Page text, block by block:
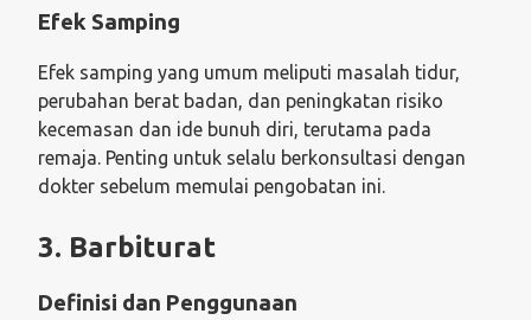
Efek Samping
Efek samping yang umum meliputi masalah tidur,
perubahan berat badan, dan peningkatan risiko
kecemasan dan ide bunuh diri, terutama pada
remaja. Penting untuk selalu berkonsultasi dengan
dokter sebelum memulai pengobatan ini.
3. Barbiturat
Definisi dan Penggunaan